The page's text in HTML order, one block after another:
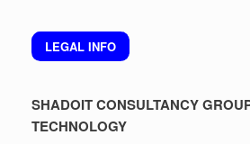
LEGAL INFO
SHADOIT CONSULTANCY
TECHNOLOGY